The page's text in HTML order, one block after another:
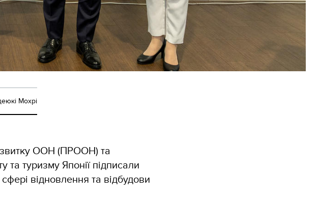
Мохрі
ООН (ПРООН) та
та туризму Японії підписали
відновлення та відбудови